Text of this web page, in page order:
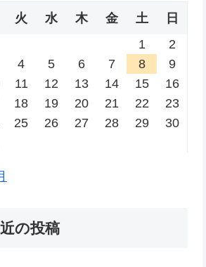
火 水 木 金 土
日
1
2
4 5 6 7 8
9
11 12 13 14 15
16
18 19 20 21 22
23
25 26 27 28 29
30
の投稿